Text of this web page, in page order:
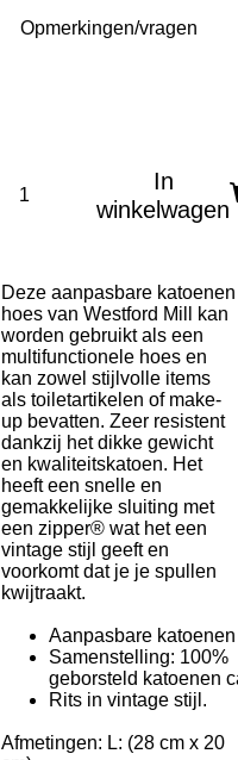
Opmerkingen/vragen
In
winkelwagen
Deze aanpasbare katoenen
hoes van Westford Mill kan
worden gebruikt als een
multifunctionele hoes en
kan zowel stijlvolle items
als toiletartikelen of make-
up bevatten. Zeer resistent
dankzij het dikke gewicht
en kwaliteitskatoen. Het
heeft een snelle en
gemakkelijke sluiting met
een zipper® wat het een
vintage stijl geeft en
voorkomt dat je je spullen
kwijtraakt.
Aanpasbare katoenen
Samenstelling: 100%
geborsteld katoenen
Rits in vintage stijl.
Afmetingen: L: (28 cm x 20